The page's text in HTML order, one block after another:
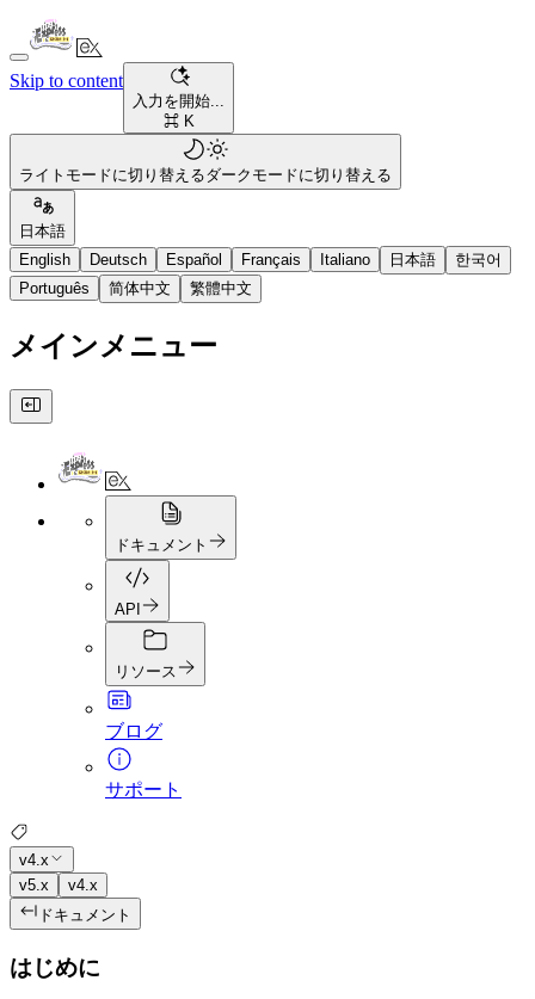
Skip to content
入力を開始...
⌘ K
ライトモードに切り替えるダークモードに切り替える
日本語
English
Deutsch Español Français Italiano 日本語
한국어
Português
简体中文 繁體中文
メインメニュー
ドキュメント
API
リソース
ブログ
サポート
v4.x
v5.x
v4.x
ドキュメント
はじめに